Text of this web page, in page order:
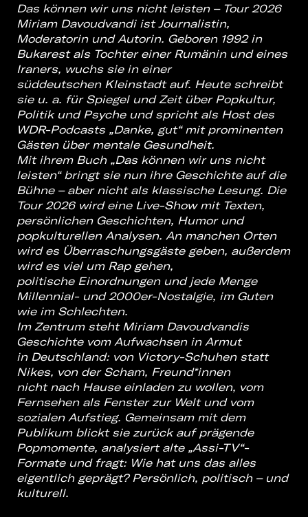
Das können wir uns nicht leisten – Tour 2026
Miriam Davoudvandi ist Journalistin,
Moderatorin und Autorin. Geboren 1992 in
Bukarest als Tochter einer Rumänin und eines
Iraners, wuchs sie in einer
süddeutschen Kleinstadt auf. Heute schreibt
sie u. a. für Spiegel und Zeit über Popkultur,
Politik und Psyche und spricht als Host des
WDR-Podcasts „Danke, gut“ mit prominenten
Gästen über mentale Gesundheit.
Mit ihrem Buch „Das können wir uns nicht
leisten“ bringt sie nun ihre Geschichte aufdie
Bühne – aber nicht als klassische Lesung. Die
Tour 2026 wird eine Live-Show mit Texten,
persönlichen Geschichten, Humor und
popkulturellen Analysen. An manchen Orten
wird es Überraschungsgäste geben, außerdem
wird es viel um Rap gehen,
politische Einordnungen und jede Menge
Millennial- und 2000er-Nostalgie, im Guten
wie im Schlechten.
Im Zentrum steht Miriam Davoudvandis
Geschichte vom Aufwachsen in Armut
in Deutschland: von Victory-Schuhen statt
Nikes, von der Scham, Freund*innen
nicht nach Hause einladen zu wollen, vom
Fernsehen als Fenster zur Welt und vom
sozialen Aufstieg. Gemeinsam mit dem
Publikum blickt sie zurück auf prägende
Popmomente, analysiert alte „Assi-TV“-
Formate und fragt: Wie hat uns das alles
eigentlich geprägt? Persönlich, politisch – und
kulturell.